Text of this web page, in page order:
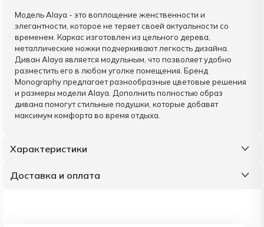
Модель Alaya - это воплощение женственности и
элегантности, которое не теряет своей актуальности со
временем. Каркас изготовлен из цельного дерева,
металлические ножки подчеркивают легкость дизайна.
Диван Alaya является модульным, что позволяет удобно
разместить его в любом уголке помещения. Бренд
Monography предлагает разнообразные цветовые решения
и размеры модели Alaya. Дополнить полностью образ
дивана помогут стильные подушки, которые добавят
максимум комфорта во время отдыха.
Характеристики
Доставка и оплата